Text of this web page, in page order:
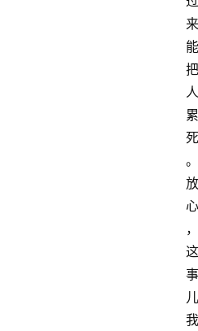
来
能
把
人
累
死
。
放
心
，
这
事
儿
我